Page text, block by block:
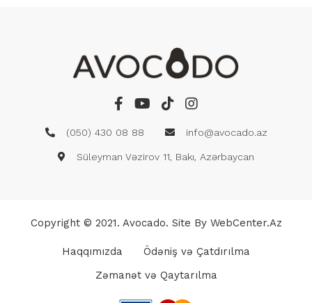
(050) 430 08 88 info@avocado.az
Süleyman Vəzirov 11, Bakı, Azərbaycan
Copyright © 2021. Avocado. Site By WebCenter.az
Haqqımızda
Ödəniş və Çatdırılma
Zəmanət və Qaytarılma